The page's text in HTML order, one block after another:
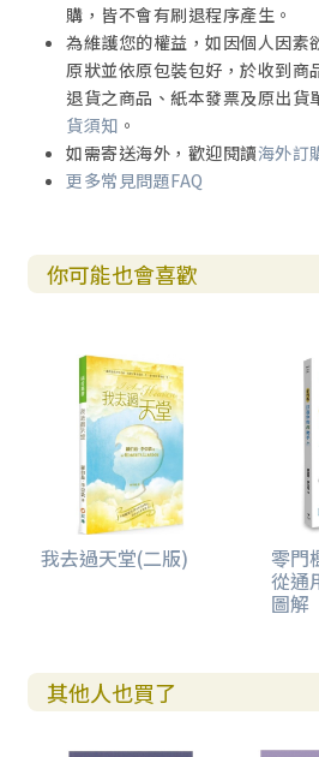
購，皆不會有刷退程序產生。
為維護您的權益，如因個人因素
原狀並依原包裝包好，於收到商
退貨之商品、紙本發票及原出貨
貨須知 。
如需寄送海外，歡迎閱讀海外訂
更多常見問題FAQ
你可能也會喜歡
我去過天堂(二版) 零門
從通
圖解
其他人也買了